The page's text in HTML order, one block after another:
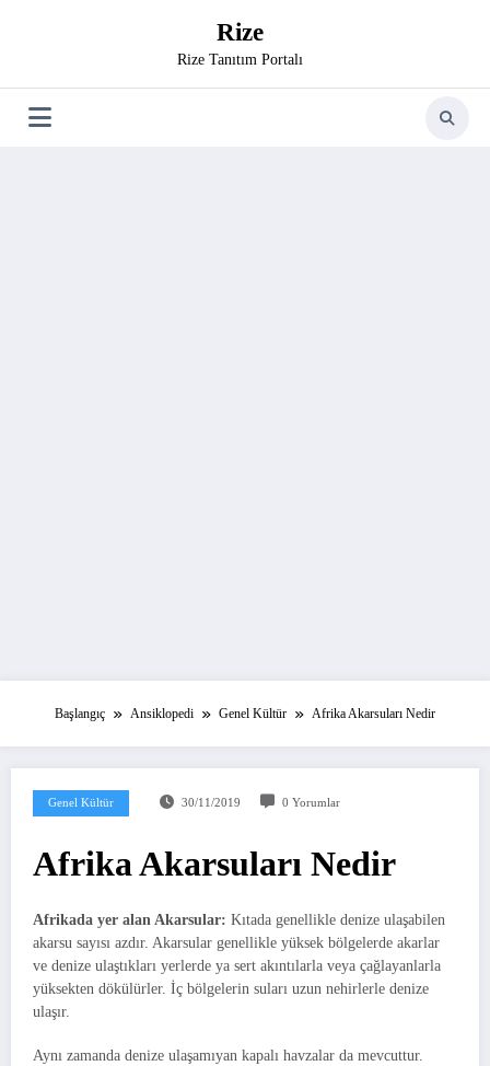
Rize
Rize Tanıtım Portalı
Başlangıç Ansiklopedi Genel Kültür Afrika Akarsuları Nedir
Genel Kültür 30/11/2019 0 Yorumlar
Afrika Akarsuları Nedir
Afrikada yer alan Akarsular: Kıtada genellikle denize ulaşabilen
akarsu sayısı azdır. Akarsular genellikle yüksek bölgelerde akarlar
ve denize ulaştıkları yerlerde ya sert akıntılarla veya çağlayanlarla
yüksekten dökülürler. İç bölgelerin suları uzun nehirlerle denize
ulaşır.
Aynı zamanda denize ulaşamıyan kapalı havzalar da mevcuttur.